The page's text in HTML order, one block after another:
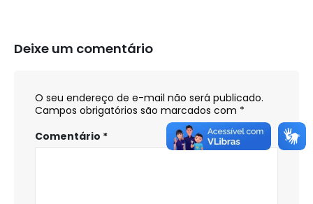
Deixe um comentário
O seu endereço de e-mail não será publicado.
Campos obrigatórios são marcados com *
Comentário *